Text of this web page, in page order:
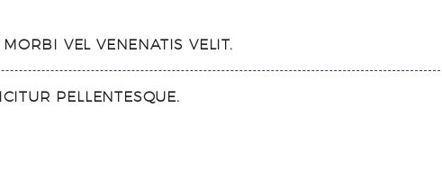
VEL VENENATIS VELIT.
PELLENTESQUE.